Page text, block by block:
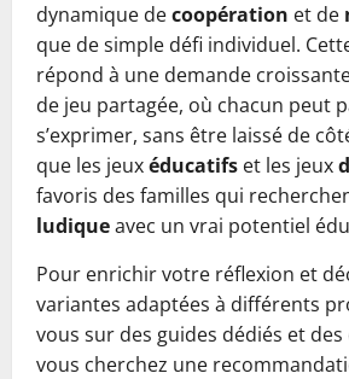
dynamique decoopération et de
que de simple défi individuel.
répond à une demande
de jeu partagée, où chacun peut
s’exprimer, sans être laissé de
que les jeuxéducatifs et les jeux
favoris des familles qui
ludiqueavec un vrai potentiel
Pour enrichir votre réflexion et
variantes adaptées à différents
vous sur des guides dédiés et
vous cherchez une